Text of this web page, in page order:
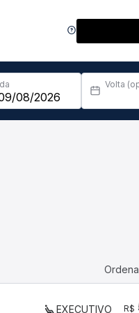
Volta
EXECUTIVO R$